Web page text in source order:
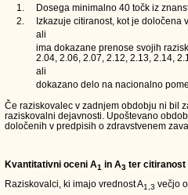
1.
Dosega minimalno 40 točk iz
2.
Izkazuje citiranost, kot je določena
ali
ima dokazane prenose svojih
2.04, 2.06, 2.07, 2.12, 2.13, 2.14,
ali
dokazano delo na nacionalno
Če raziskovalec v zadnjem obdobju ni bil
raziskovalni dejavnosti. Upoštevano
določenih v predpisih o zdravstvenem
Kvantitativni oceni A1 in A3 ter citiranost
Raziskovalci, ki imajo vrednost A1,3 večjo